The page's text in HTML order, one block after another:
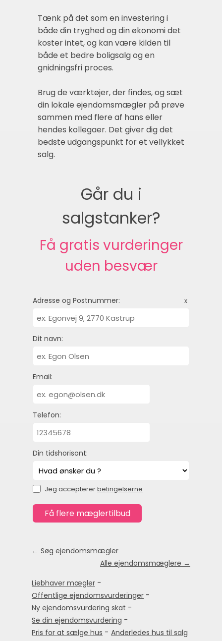
Tænk på det som en investering i
både din tryghed og din økonomi det
koster intet, og kan være kilden til
både et bedre boligsalg og en
gnidningsfri proces.
Brug de værktøjer, der findes, og sæt
din lokale ejendomsmægler på prøve
sammen med flere af hans eller
hendes kollegaer. Det giver dig det
bedste udgangspunkt for et vellykket
salg.
Går du i
salgstanker?
Få gratis vurderinger
uden besvær
Adresse og Postnummer: x
Dit navn:
Email:
Telefon:
Din tidshorisont:
Jeg acceptererbetingelserne
← Søg ejendomsmægler
Alle ejendomsmæglere →
Liebhaver mægler -
Offentlige ejendomsvurderinger -
Ny ejendomsvurdering skat -
Se din ejendomsvurdering -
Pris for at sælge hus - Anderledes hus til salg